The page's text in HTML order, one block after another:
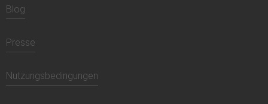
Blog
Presse
Nutzungsbedingungen